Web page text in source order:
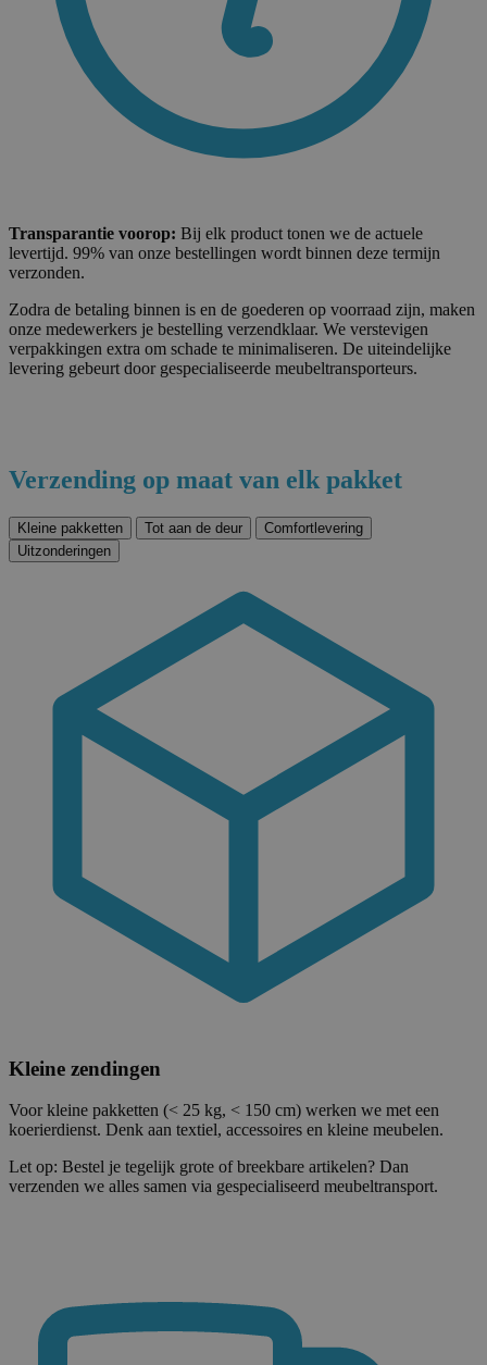
Transparantie voorop: Bij elk product tonen we de actuele
levertijd. 99% van onze bestellingen wordt binnen deze termijn
verzonden.
Zodra de betaling binnen is en de goederen op voorraad zijn, maken
onze medewerkers je bestelling verzendklaar. We verstevigen
verpakkingen extra om schade te minimaliseren. De uiteindelijke
levering gebeurt door gespecialiseerde meubeltransporteurs.
Verzending op maat van elk pakket
Kleine pakketten Tot aan de deur
Comfortlevering
Uitzonderingen
Kleine zendingen
Voor kleine pakketten (< 25 kg, < 150 cm) werken we met een
koerierdienst. Denk aan textiel, accessoires en kleine meubelen.
Let op: Bestel je tegelijk grote of breekbare artikelen? Dan
verzenden we alles samen via gespecialiseerd meubeltransport.